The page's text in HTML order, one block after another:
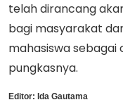
telah dirancang
bagi masyarakat
mahasiswa sebagai
pungkasnya.
Editor: Ida Gautama